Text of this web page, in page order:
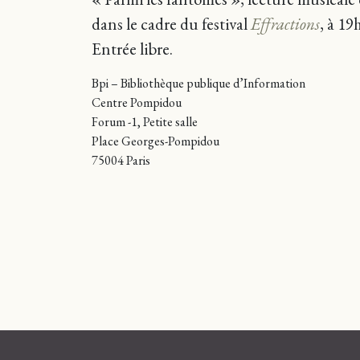
dans le cadre du festivalEffractions, à
Entrée libre.
Bpi – Bibliothèque publique d’Information
Centre Pompidou
Forum -1, Petite salle
Place Georges-Pompidou
75004 Paris